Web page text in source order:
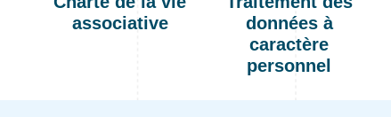
associative
données à
caractère
personnel